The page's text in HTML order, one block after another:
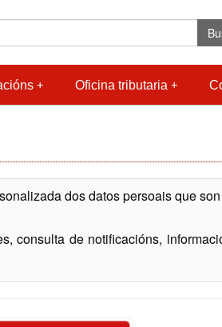
Oficina tributaria
dos datos persoais que
consulta de notificacións,